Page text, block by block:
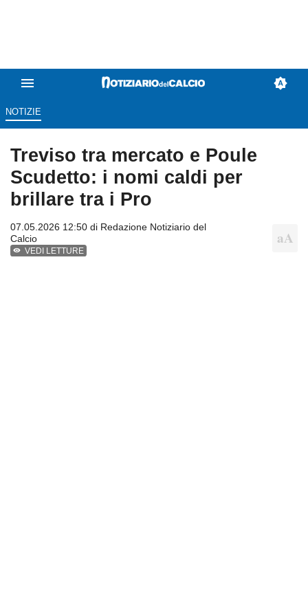
NOTIZIE
Treviso tra mercato e Poule
Scudetto: i nomi caldi per
brillare tra i Pro
07.05.2026 12:50 di Redazione Notiziario del
Calcio
VEDI LETTURE